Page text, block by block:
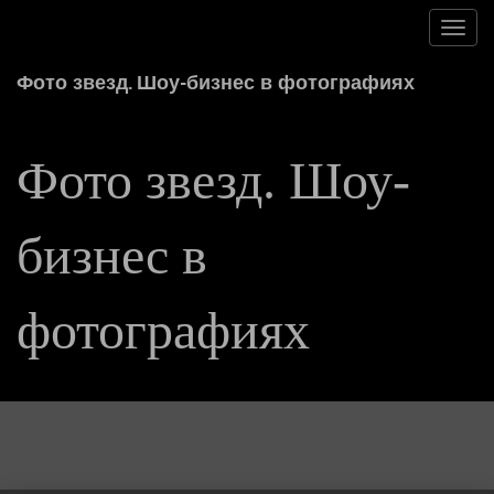
Фото звезд. Шоу-бизнес в фотографиях
Фото звезд. Шоу-
бизнес в
фотографиях